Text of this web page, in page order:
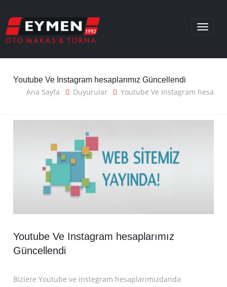
Toggle
Youtube Ve Instagram hesaplarımız Güncellendi
Ana Sayfa Duyurular Youtube Ve Instagram hesa
Youtube Ve Instagram hesaplarımız
Güncellendi
Bizlere Youtube ve instegram hesaplarımızdanda